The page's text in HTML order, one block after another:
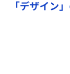
「デザイン